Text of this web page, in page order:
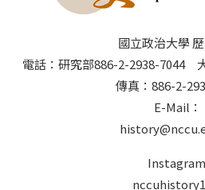
國立政治大學
電話：研究部886-2-2938-7044
傳真：886-2-
E-Mail：